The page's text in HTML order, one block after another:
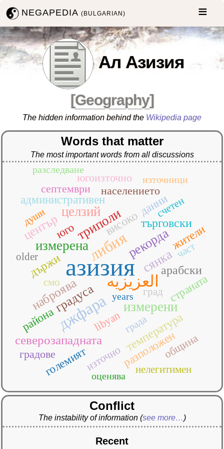
NEGAPEDIA(BULGARIAN)
Ал Азизия
[Geography]
The hidden information behind the Wikipedia page
Words that matter
The most important words from all discussions
азизия
джфара
العزيزيه
либия
измерена
измерени
триполи
целзий
рекорда
сянка
градуса
наброява
северозападната
център
арабски
високо
държи
температура
търговски
административен
големият
данни
жители
разположен
района
страната
юго
libyan
градове източно
населението
община
септември
югоизточно
older
град
нелегитимен
смо
счетен
част
years
града
души
източници
оценява
разследване
Conflict
The instability of information (see more…)
Recent